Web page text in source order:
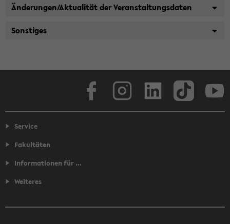
Änderungen/Aktualität der Veranstaltungsdaten
Sonstiges
Service
Fakultäten
Informationen für ...
Weiteres